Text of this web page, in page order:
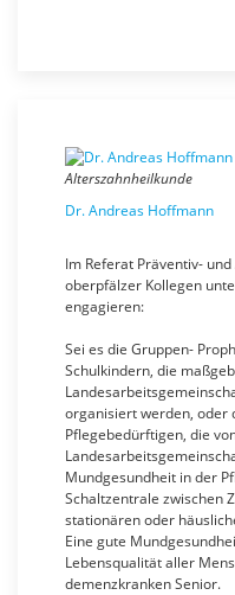
Alterszahnheilkunde
Dr. Andreas Hoffmann
Im Referat Präventiv-
oberpfälzer Kollegen
engagieren:
Sei es die Gruppen-
Schulkindern, die
organisiert werden, oder
Pflegebedürftigen, die
Mundgesundheit in der
Schaltzentrale zwischen
stationären oder
Eine gute
Lebensqualität aller
demenzkranken Senior.